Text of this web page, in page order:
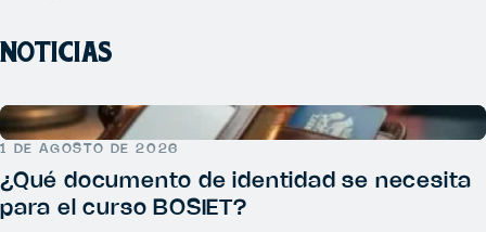
NOTICIAS
1 DE AGOSTO DE 2026
¿Qué documento de identidad se necesita
para el curso BOSIET?